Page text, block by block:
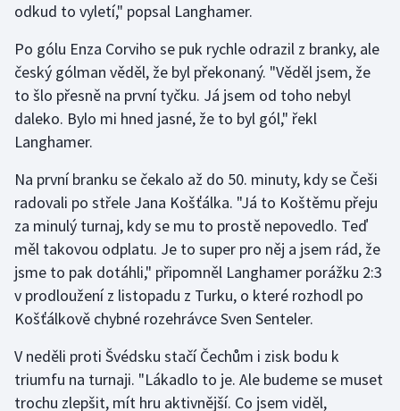
Stolní tenis
Triatlon
Veslování
Vodní slalom
Volejbal
Ostatní
odkud to vyletí," popsal Langhamer.
Po gólu Enza Corviho se puk rychle odrazil z branky, ale
český gólman věděl, že byl překonaný. "Věděl jsem, že
to šlo přesně na první tyčku. Já jsem od toho nebyl
daleko. Bylo mi hned jasné, že to byl gól," řekl
Langhamer.
Na první branku se čekalo až do 50. minuty, kdy se Češi
radovali po střele Jana Košťálka. "Já to Koštěmu přeju
za minulý turnaj, kdy se mu to prostě nepovedlo. Teď
měl takovou odplatu. Je to super pro něj a jsem rád, že
jsme to pak dotáhli," připomněl Langhamer porážku 2:3
v prodloužení z listopadu z Turku, o které rozhodl po
Košťálkově chybné rozehrávce Sven Senteler.
V neděli proti Švédsku stačí Čechům i zisk bodu k
triumfu na turnaji. "Lákadlo to je. Ale budeme se muset
trochu zlepšit, mít hru aktivnější. Co jsem viděl,